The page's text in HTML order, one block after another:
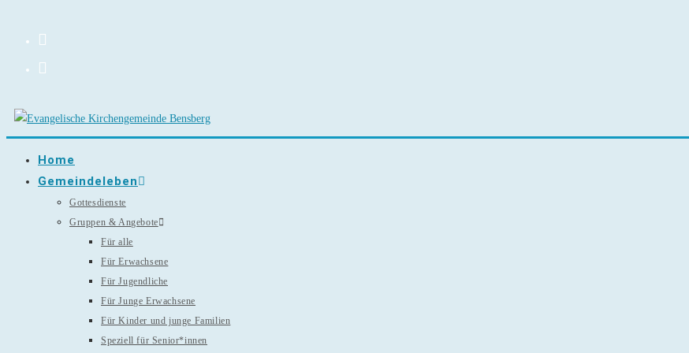
Home
Gemeindeleben
Gottesdienste
Gruppen & Angebote
Für alle
Für Erwachsene
Für Jugendliche
Für Junge Erwachsene
Für Kinder und junge Familien
Speziell für Senior*innen